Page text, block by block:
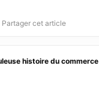
Partager cet article
histoire du commerce